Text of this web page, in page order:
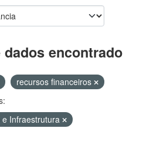
encontrado
recursos financeiros
Infraestrutura